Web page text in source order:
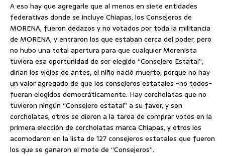
A eso hay que agregarle que al menos en siete entidades
federativas donde se incluye Chiapas, los Consejeros de
MORENA, fueron dedazos y no votados por toda la militancia
de MORENA, y entraron los que estaban cerca del poder, pero
no hubo una total apertura para que cualquier Morenista
tuviera esa oportunidad de ser elegido “Consejero Estatal”,
dirían los viejos de antes, el niño nació muerto, porque no hay
un valor agregado de que los consejeros estatales -no todos-
fueran elegidos democráticamente. Hay corcholatas que no
tuvieron ningún “Consejero estatal” a su favor, y son
corcholatas, otros se dieron a la tarea de comprar votos en la
primera elección de corcholatas marca Chiapas, y otros los
acomodaron en la lista de 127 consejeros estatales que fueron
los que se ganaron el mote de “Consejeros”.